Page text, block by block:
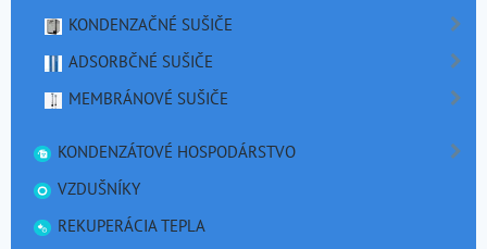
KONDENZAČNÉ SUŠIČE
ADSORBČNÉ SUŠIČE
MEMBRÁNOVÉ SUŠIČE
KONDENZÁTOVÉ HOSPODÁRSTVO
VZDUŠNÍKY
REKUPERÁCIA TEPLA